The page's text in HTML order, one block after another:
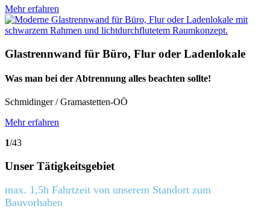
Mehr erfahren
Glastrennwand für Büro, Flur oder Ladenlokale
Was man bei der Abtrennung alles beachten sollte!
Schmidinger / Gramastetten-OÖ
Mehr erfahren
1/43
Unser Tätigkeitsgebiet
max. 1,5h Fahrtzeit von unserem Standort zum
Bauvorhaben